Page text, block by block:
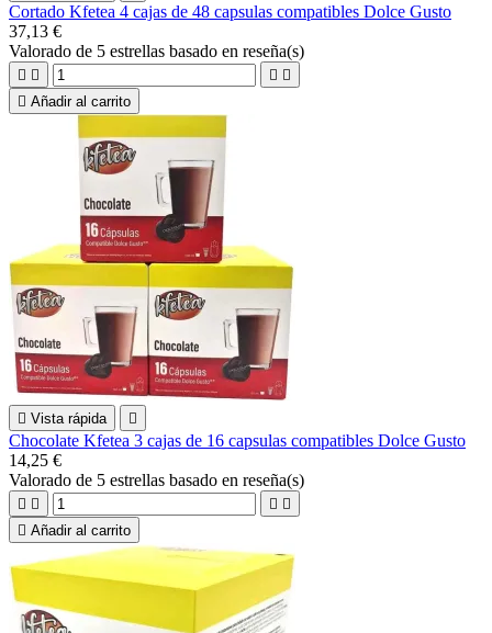
Cortado Kfetea 4 cajas de 48 capsulas compatibles Dolce Gusto
37,13 €
Valorado de 5 estrellas basado en reseña(s)
   
 Añadir al carrito
 Vista rápida 
Chocolate Kfetea 3 cajas de 16 capsulas compatibles Dolce Gusto
14,25 €
Valorado de 5 estrellas basado en reseña(s)
   
 Añadir al carrito